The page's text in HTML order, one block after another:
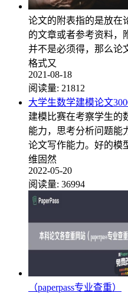
论文的附表指的是放在
的文章或者参考资料，
并不是必须得，那么论
格式又
2021-08-18
阅读量: 21812
大学生数学建模论文
建模比赛在考察学生的
能力，思考分析问题能
论文写作能力。好的模
维固然
2022-05-20
阅读量: 36994
（paperpass专业查重）